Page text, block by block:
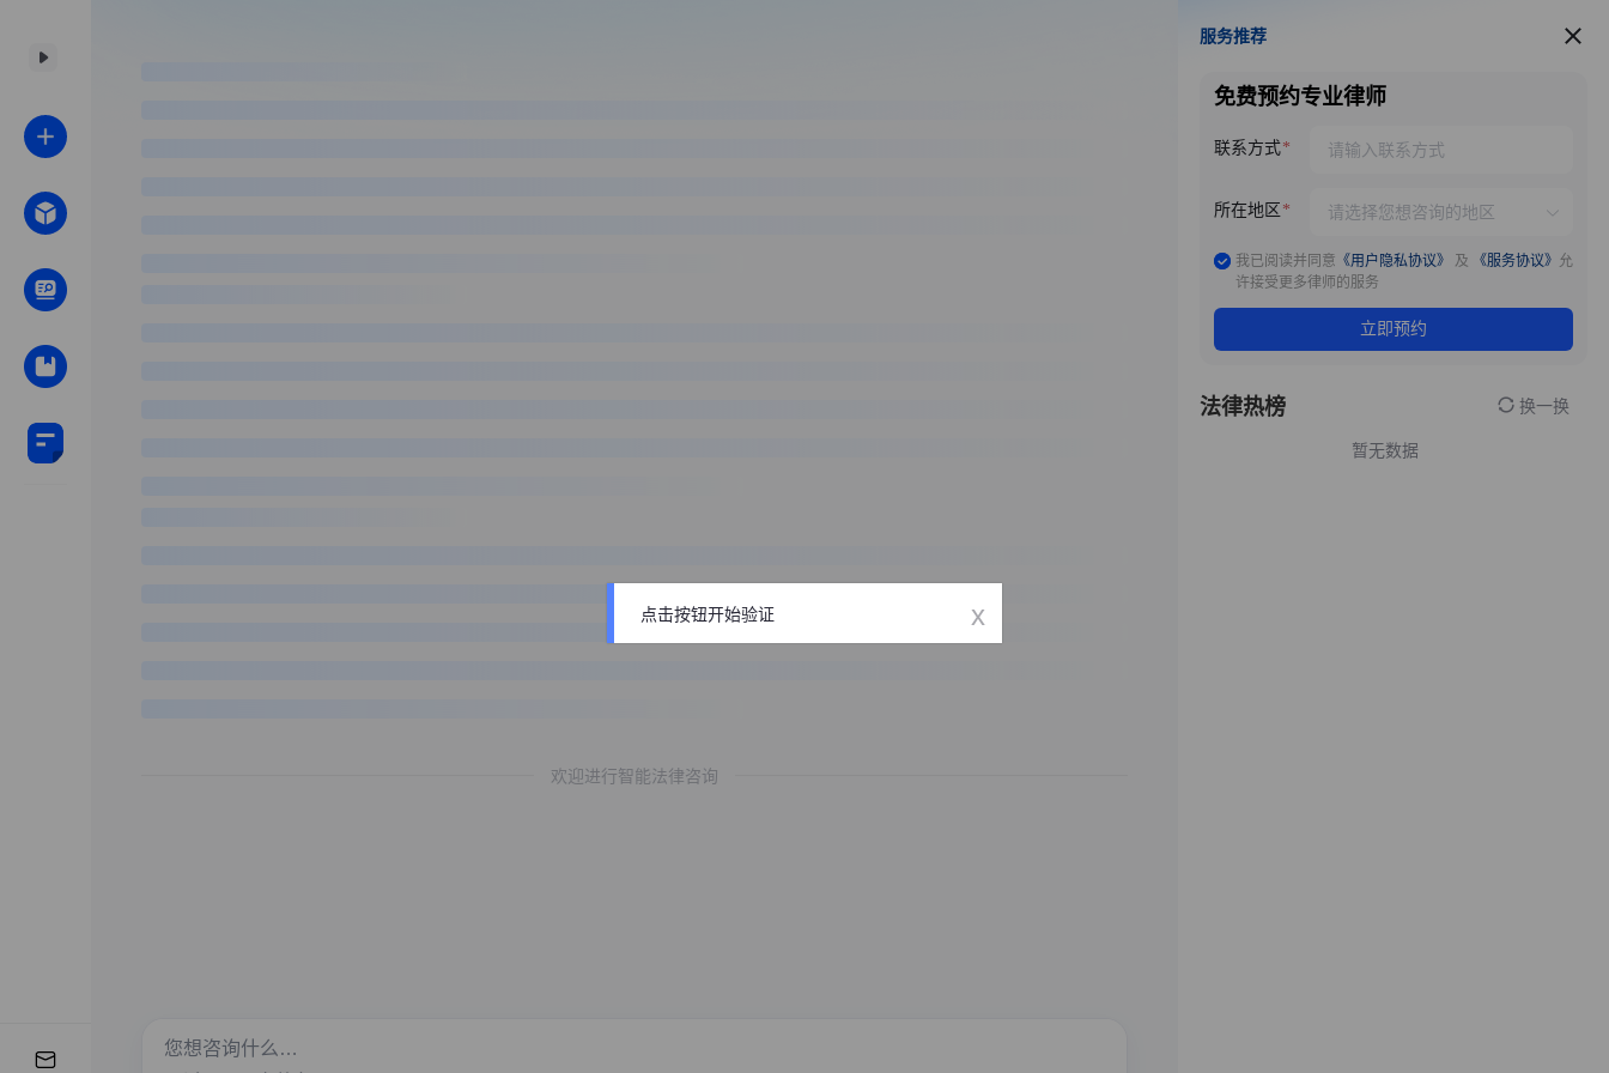
欢迎进行智能法律咨询
服务推荐
服务推荐
免费预约专业律师
联系方式
所在地区
我已阅读并同意 《用户隐私协议》 及 《服务协议》 允
许接受更多律师的服务
立即预约
法律热榜 换一换
暂无数据
点击按钮开始验证 x